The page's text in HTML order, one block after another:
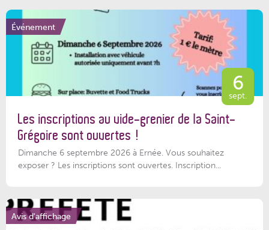
Événement
6
sept.
Les inscriptions au vide-grenier de la Saint-
Grégoire sont ouvertes !
Dimanche 6 septembre 2026 à Ernée. Vous souhaitez
exposer ? Les inscriptions sont ouvertes. Inscription...
Avis d'affichage